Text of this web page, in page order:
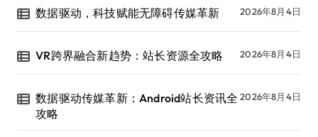
数据驱动，科技赋能无障碍传媒革新 2026年8月4日
VR跨界融合新趋势：站长资源全攻略 2026年8月4日
数据驱动传媒革新：Android站长资讯全
攻略
2026年8月4日